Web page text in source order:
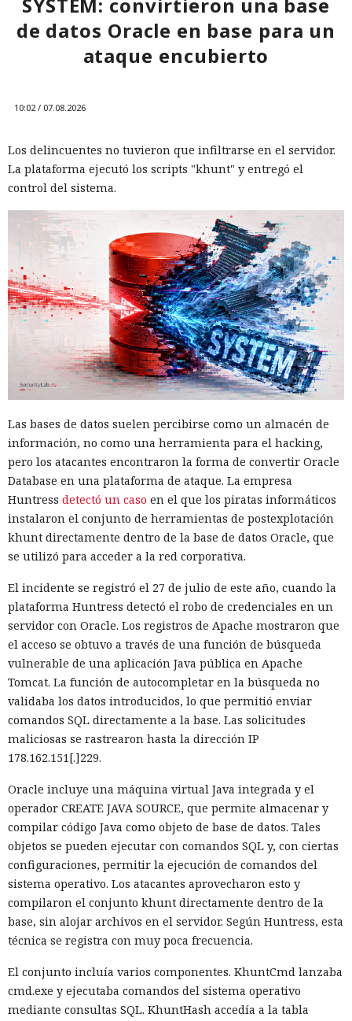
dispositivos desconocidos.
SYSTEM: convirtieron una base
de datos Oracle en base para un
ataque encubierto
10:02 / 07.08.2026
Los delincuentes no tuvieron que infiltrarse en el servidor.
La plataforma ejecutó los scripts "khunt" y entregó el
control del sistema.
Las bases de datos suelen percibirse como un almacén de
información, no como una herramienta para el hacking,
pero los atacantes encontraron la forma de convertir Oracle
Database en una plataforma de ataque. La empresa
Huntress detectó un caso en el que los piratas informáticos
instalaron el conjunto de herramientas de postexplotación
khunt directamente dentro de la base de datos Oracle, que
se utilizó para acceder a la red corporativa.
El incidente se registró el 27 de julio de este año, cuando la
plataforma Huntress detectó el robo de credenciales en un
servidor con Oracle. Los registros de Apache mostraron que
el acceso se obtuvo a través de una función de búsqueda
vulnerable de una aplicación Java pública en Apache
Tomcat. La función de autocompletar en la búsqueda no
validaba los datos introducidos, lo que permitió enviar
comandos SQL directamente a la base. Las solicitudes
maliciosas se rastrearon hasta la dirección IP
178.162.151[.]229.
Oracle incluye una máquina virtual Java integrada y el
operador CREATE JAVA SOURCE, que permite almacenar y
compilar código Java como objeto de base de datos. Tales
objetos se pueden ejecutar con comandos SQL y, con ciertas
configuraciones, permitir la ejecución de comandos del
sistema operativo. Los atacantes aprovecharon esto y
compilaron el conjunto khunt directamente dentro de la
base, sin alojar archivos en el servidor. Según Huntress, esta
técnica se registra con muy poca frecuencia.
El conjunto incluía varios componentes. KhuntCmd lanzaba
cmd.exe y ejecutaba comandos del sistema operativo
mediante consultas SQL. KhuntHash accedía a la tabla